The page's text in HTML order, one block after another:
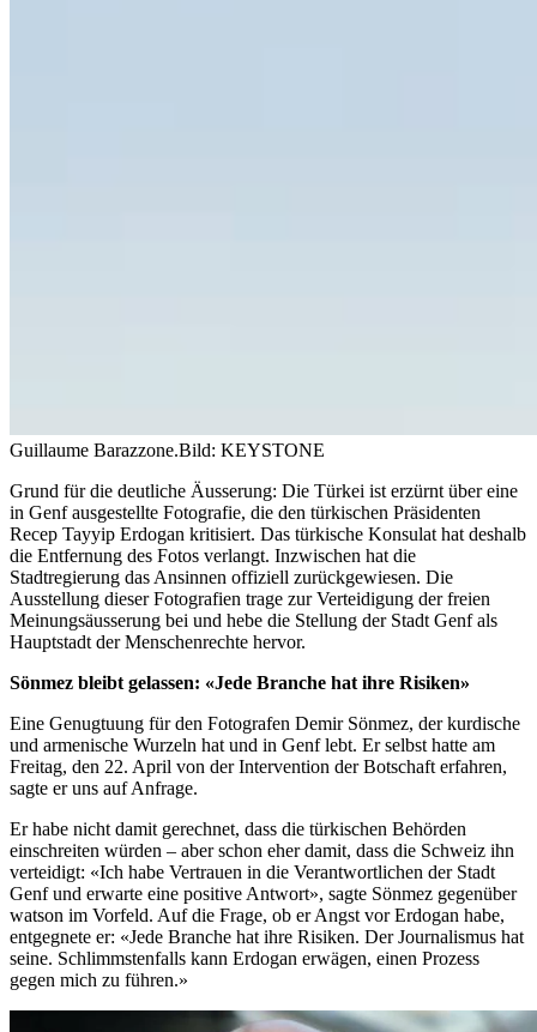
Guillaume Barazzone.Bild: KEYSTONE
Grund für die deutliche Äusserung: Die Türkei ist erzürnt über eine
in Genf ausgestellte Fotografie, die den türkischen Präsidenten
Recep Tayyip Erdogan kritisiert. Das türkische Konsulat hat deshalb
die Entfernung des Fotos verlangt. Inzwischen hat die
Stadtregierung das Ansinnen offiziell zurückgewiesen. Die
Ausstellung dieser Fotografien trage zur Verteidigung der freien
Meinungsäusserung bei und hebe die Stellung der Stadt Genf als
Hauptstadt der Menschenrechte hervor.
Sönmez bleibt gelassen: «Jede Branche hat ihre Risiken»
Eine Genugtuung für den Fotografen Demir Sönmez, der kurdische
und armenische Wurzeln hat und in Genf lebt. Er selbst hatte am
Freitag, den 22. April von der Intervention der Botschaft erfahren,
sagte er uns auf Anfrage.
Er habe nicht damit gerechnet, dass die türkischen Behörden
einschreiten würden – aber schon eher damit, dass die Schweiz ihn
verteidigt: «Ich habe Vertrauen in die Verantwortlichen der Stadt
Genf und erwarte eine positive Antwort», sagte Sönmez gegenüber
watson im Vorfeld. Auf die Frage, ob er Angst vor Erdogan habe,
entgegnete er: «Jede Branche hat ihre Risiken. Der Journalismus hat
seine. Schlimmstenfalls kann Erdogan erwägen, einen Prozess
gegen mich zu führen.»